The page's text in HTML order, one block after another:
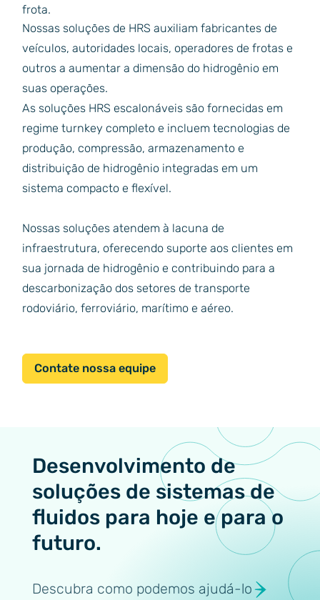
frota.
Nossas soluções de HRS auxiliam fabricantes de
veículos, autoridades locais, operadores de frotas e
outros a aumentar a dimensão do hidrogênio em
suas operações.
As soluções HRS escalonáveis são fornecidas em
regime turnkey completo e incluem tecnologias de
produção, compressão, armazenamento e
distribuição de hidrogênio integradas em um
sistema compacto e flexível.
Nossas soluções atendem à lacuna de
infraestrutura, oferecendo suporte aos clientes em
sua jornada de hidrogênio e contribuindo para a
descarbonização dos setores de transporte
rodoviário, ferroviário, marítimo e aéreo.
Contate nossa equipe
Desenvolvimento de
soluções de sistemas de
fluidos para hoje e para o
futuro.
Descubra como podemos ajudá-lo